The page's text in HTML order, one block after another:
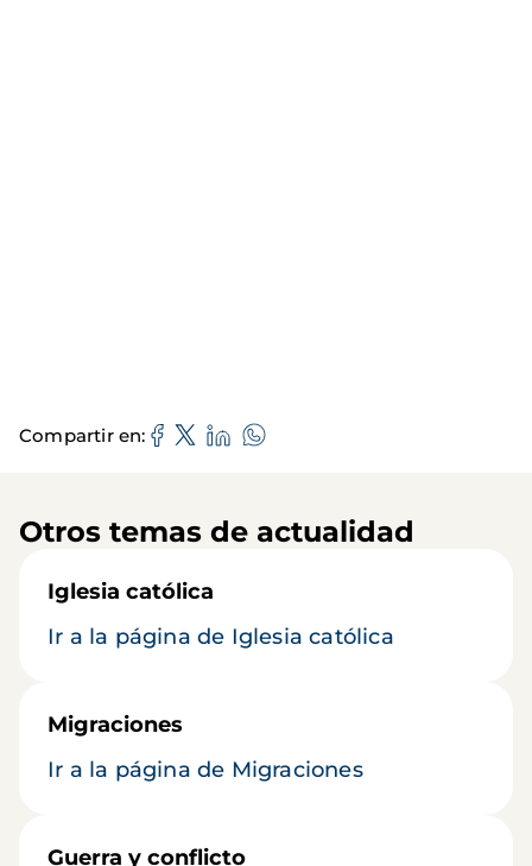
Compartir en
Otros temas de actualidad
Iglesia católica
Ir a la página de Iglesia católica
Migraciones
Ir a la página de Migraciones
Guerra y conflicto